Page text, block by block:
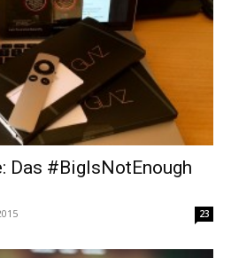
Das #BigIsNotEnough
23